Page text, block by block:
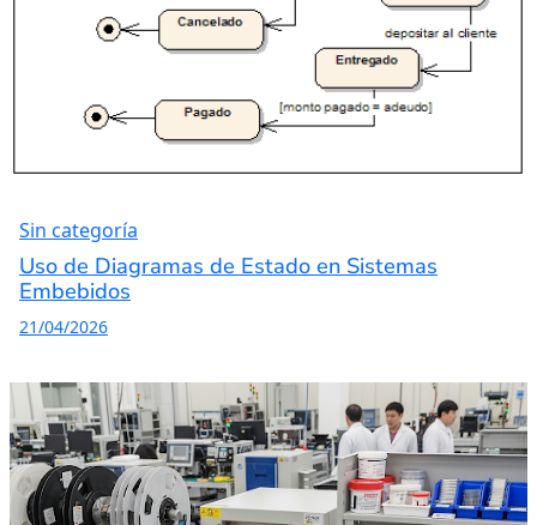
Sin categoría
Uso de Diagramas de Estado en Sistemas
Embebidos
21/04/2026